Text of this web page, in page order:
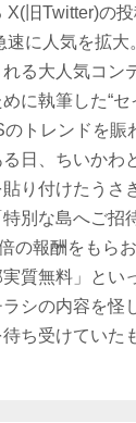
旧Twitter)の
に人気を拡
る大人気コン
に執筆した“
トレンドを賑
日、ちいかわ
り付けたうさ
別な島へご招
の報酬をもら
質無料」とい
シの内容を怪
ち受けてい